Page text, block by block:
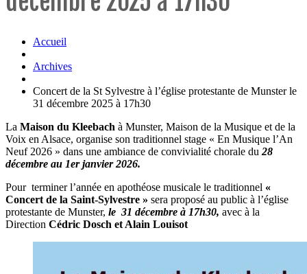
Accueil
Archives
Concert de la St Sylvestre à l’église protestante de Munster le
31 décembre 2025 à 17h30
La Maison du Kleebach à Munster, Maison de la Musique et de la
Voix en Alsace, organise son traditionnel stage « En Musique l’An
Neuf 2026 » dans une ambiance de convivialité chorale du 28
décembre au 1er janvier 2026.
Pour terminer l’année en apothéose musicale le traditionnel «
Concert de la Saint-Sylvestre » sera proposé au public à l’église
protestante de Munster, le 31 décembre à 17h30, avec à la
Direction Cédric Dosch et Alain Louisot